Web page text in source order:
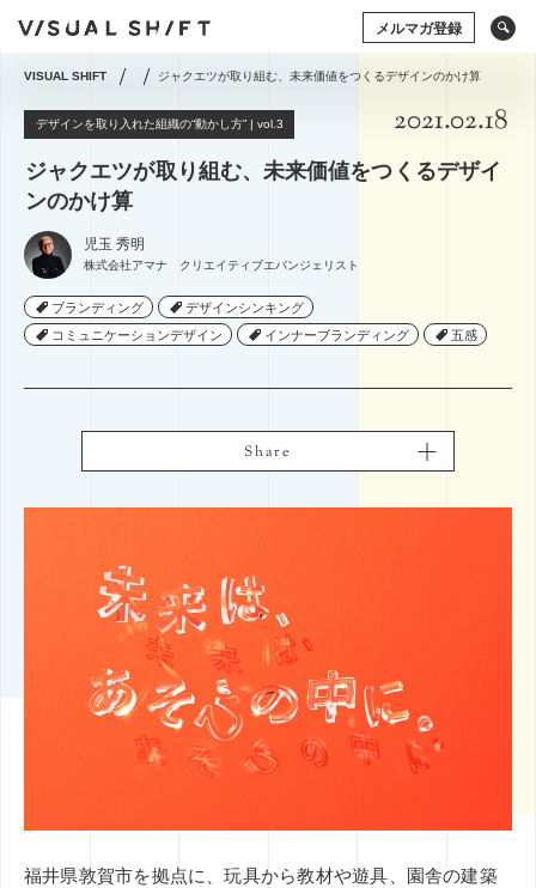
メルマガ登録
キーワードから検索
ドローン アート×ビジネス CG
VR
タグから検索
ドローン アート×ビジネス CG
VR
ストックフォト
ソーシャルメディア
撮影術
シズル
イベント
グラフィックデザイン
写真の権利
コミュニティマーケティング
企画の立て方
編集・ライティング
用語集
イラスト・マンガ
グラフィックレコーディング
企業のブランディング事例
インナーブランディング
COVID-19
特集 イノベーション
五感
コンテンツマーケティング
デザインシンキング
ブックガイド 課題設定
VISUAL SHIFT ジャクエツが取り組む、未来価値をつくるデザインのかけ算
デザインを取り入れた組織の“動かし方” | vol.3 2021.02.18
ジャクエツが取り組む、未来価値をつくるデザイ
ンのかけ算
児玉 秀明
株式会社アマナ クリエイティブエバンジェリスト
ブランディング
ブランディング デザインシンキング
デザインシンキング
コミュニケーションデザイン
コミュニケーションデザイン インナーブランディング
インナーブランディング 五感
五感
Share
Share
福井県敦賀市を拠点に、玩具から教材や遊具、園舎の建築